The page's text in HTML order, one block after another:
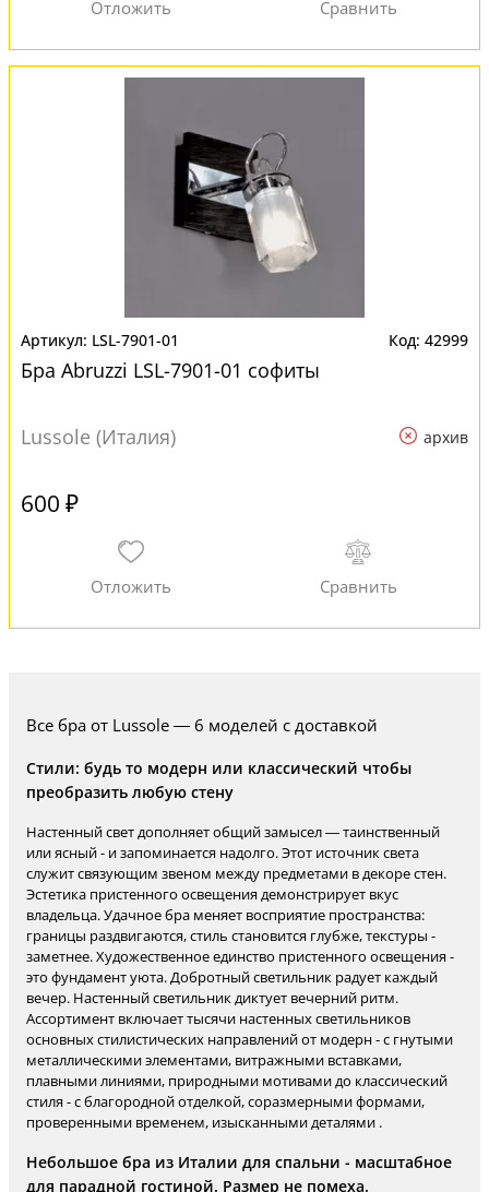
LSL-7901-01 42999
Бра Abruzzi LSL-7901-01 софиты
Lussole (Италия) архив
600 ₽
Все бра от Lussole — 6 моделей с доставкой
Стили: будь то модерн или классический чтобы
преобразить любую стену
Настенный свет дополняет общий замысел — таинственный
или ясный - и запоминается надолго. Этот источник света
служит связующим звеном между предметами в декоре стен.
Эстетика пристенного освещения демонстрирует вкус
владельца. Удачное бра меняет восприятие пространства:
границы раздвигаются, стиль становится глубже, текстуры -
заметнее. Художественное единство пристенного освещения -
это фундамент уюта. Добротный светильник радует каждый
вечер. Настенный светильник диктует вечерний ритм.
Ассортимент включает тысячи настенных светильников
основных стилистических направлений от модерн - с гнутыми
металлическими элементами, витражными вставками,
плавными линиями, природными мотивами до классический
стиля - с благородной отделкой, соразмерными формами,
проверенными временем, изысканными деталями .
Небольшое бра из Италии для спальни - масштабное
для парадной гостиной. Размер не помеха.